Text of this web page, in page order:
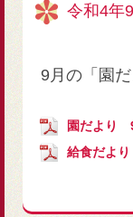
令和4年
9月の「園
園だより
給食だよ